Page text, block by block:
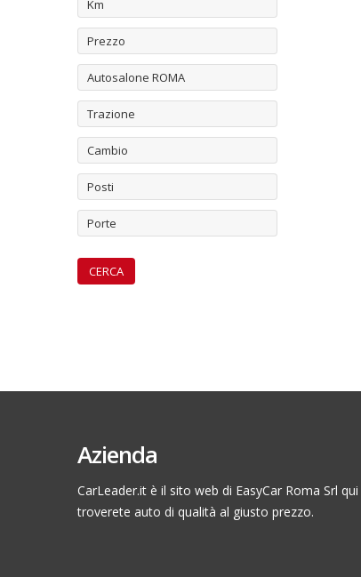
Km
Prezzo
Autosalone ROMA
Trazione
Cambio
Posti
Porte
Azienda
CarLeader.it è il sito web di EasyCar Roma Srl qui
troverete auto di qualità al giusto prezzo.